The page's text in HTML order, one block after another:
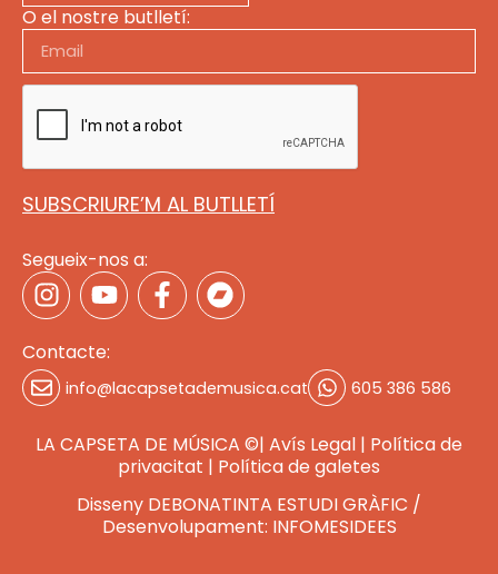
O el nostre butlletí:
SUBSCRIURE’M AL BUTLLETÍ
Segueix-nos a:
Contacte:
info@lacapsetademusica.cat 605 386 586
LA CAPSETA DE MÚSICA ©| Avís Legal | Política de
privacitat | Política de galetes
Disseny DEBONATINTA ESTUDI GRÀFIC /
Desenvolupament: INFOMESIDEES